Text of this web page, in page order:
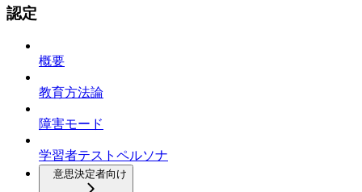
認定
概要
教育方法論
障害モード
学習者テストペルソナ
意思決定者向け